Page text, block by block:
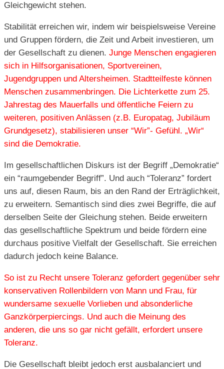
Gleichgewicht stehen.
Stabilität erreichen wir, indem wir beispielsweise Vereine
und Gruppen fördern, die Zeit und Arbeit investieren, um
der Gesellschaft zu dienen. Junge Menschen engagieren
sich in Hilfsorganisationen, Sportvereinen,
Jugendgruppen und Altersheimen. Stadtteilfeste können
Menschen zusammenbringen. Die Lichterkette zum 25.
Jahrestag des Mauerfalls und öffentliche Feiern zu
weiteren, positiven Anlässen (z.B. Europatag, Jubiläum
Grundgesetz), stabilisieren unser “Wir”- Gefühl. „Wir“
sind die Demokratie.
Im gesellschaftlichen Diskurs ist der Begriff „Demokratie“
ein “raumgebender Begriff”. Und auch “Toleranz” fordert
uns auf, diesen Raum, bis an den Rand der Erträglichkeit,
zu erweitern. Semantisch sind dies zwei Begriffe, die auf
derselben Seite der Gleichung stehen. Beide erweitern
das gesellschaftliche Spektrum und beide fördern eine
durchaus positive Vielfalt der Gesellschaft. Sie erreichen
dadurch jedoch keine Balance.
So ist zu Recht unsere Toleranz gefordert gegenüber sehr
konservativen Rollenbildern von Mann und Frau, für
wundersame sexuelle Vorlieben und absonderliche
Ganzkörperpiercings. Und auch die Meinung des
anderen, die uns so gar nicht gefällt, erfordert unsere
Toleranz.
Die Gesellschaft bleibt jedoch erst ausbalanciert und